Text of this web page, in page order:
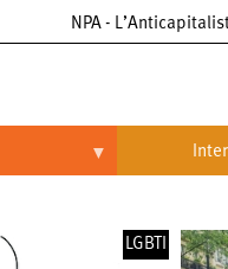
NPA -
Brésil
LGBTI